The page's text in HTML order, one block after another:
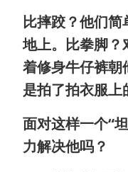
比摔跤？他们
地上。比拳脚？
着修身牛仔裤朝
是拍了拍衣服上
面对这样一个“
力解决他吗？